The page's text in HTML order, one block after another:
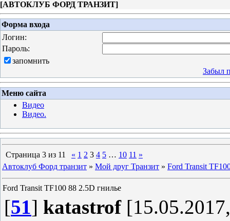
[АВТОКЛУБ ФОРД ТРАНЗИТ]
Форма входа
Логин:
Пароль:
запомнить
Забыл
Меню сайта
Видео
Видео.
Страница 3 из 11 « 1 2 3 4 5 … 10 11 »
Автоклуб Форд транзит » Мой друг Транзит » Ford Transit
Ford Transit TF100 88 2.5D гнилье
[51] katastrof